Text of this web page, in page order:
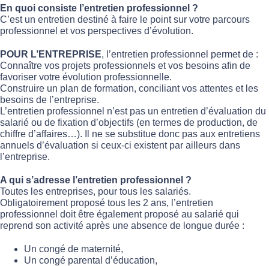
En quoi consiste l’entretien professionnel ?
C’est un entretien destiné à faire le point sur votre parcours
professionnel et vos perspectives d’évolution.
POUR L’ENTREPRISE, l’entretien professionnel permet de :
Connaître vos projets professionnels et vos besoins afin de
favoriser votre évolution professionnelle.
Construire un plan de formation, conciliant vos attentes et les
besoins de l’entreprise.
L’entretien professionnel n’est pas un entretien d’évaluation du
salarié ou de fixation d’objectifs (en termes de production, de
chiffre d’affaires…). Il ne se substitue donc pas aux entretiens
annuels d’évaluation si ceux-ci existent par ailleurs dans
l’entreprise.
A qui s’adresse l’entretien professionnel ?
Toutes les entreprises, pour tous les salariés.
Obligatoirement proposé tous les 2 ans, l’entretien
professionnel doit être également proposé au salarié qui
reprend son activité après une absence de longue durée :
Un congé de maternité,
Un congé parental d’éducation,